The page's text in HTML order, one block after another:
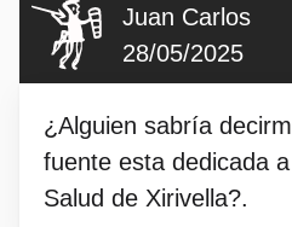
Juan Carlos
28/05/2025
¿Alguien sabría
fuente esta dedicada
Salud de Xirivella?.